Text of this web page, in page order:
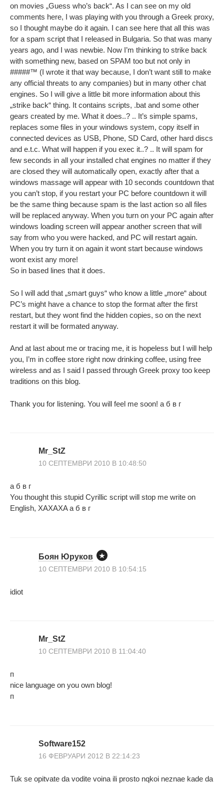
on movies „Guess who’s back“. As I can see on my old
comments here, I was playing with you through a Greek proxy,
so I thought maybe do it again. I can see here that all this was
for a spam script that I released in Bulgaria. So that was many
years ago, and I was newbie. Now I’m thinking to strike back
with something new, based on SPAM too but not only in
#####™ (I wrote it that way because, I don’t want still to make
any official threats to any companies) but in many other chat
engines. So I will give a little bit more information about this
„strike back“ thing. It contains scripts, .bat and some other
gears created by me. What it does..? .. It’s simple spams,
replaces some files in your windows system, copy itself in
connected devices as USB, Phone, SD Card, other hard discs
and e.t.c. What will happen if you exec it..? .. It will spam for
few seconds in all your installed chat engines no matter if they
are closed they will automatically open, exactly after that a
windows massage will appear with 10 seconds countdown that
you can’t stop, if you restart your PC before countdown it will
be the same thing because spam is the last action so all files
will be replaced anyway. When you turn on your PC again after
windows loading screen will appear another screen that will
say from who you were hacked, and PC will restart again.
When you try turn it on again it wont start because windows
wont exist any more!
So in based lines that it does.
So I will add that „smart guys“ who know a little „more“ about
PC’s might have a chance to stop the format after the first
restart, but they wont find the hidden copies, so on the next
restart it will be formated anyway.
And at last about me or tracing me, it is hopeless but I will help
you, I’m in coffee store right now drinking coffee, using free
wireless and as I said I passed through Greek proxy too keep
traditions on this blog.
Thank you for listening. You will feel me soon! а б в г
Mr_StZ
10 СЕПТЕМВРИ 2010 В 10:48:50
а б в г
You thought this stupid Cyrillic script will stop me write on
English, XAXAXA а б в г
Боян Юруков
10 СЕПТЕМВРИ 2010 В 10:54:15
idiоt
Mr_StZ
10 СЕПТЕМВРИ 2010 В 11:04:40
п
nice language on you own blog!
п
Software152
16 ФЕВРУАРИ 2012 В 22:14:23
Tuk se opitvate da vodite voina ili prosto nqkoi neznae kade da